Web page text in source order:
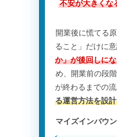
不安が大きくな
開業後に慌てる
ること」だけに意
か」が後回しに
め、開業前の段
が終わるまでの流
る運営方法を設
マイズインバウ